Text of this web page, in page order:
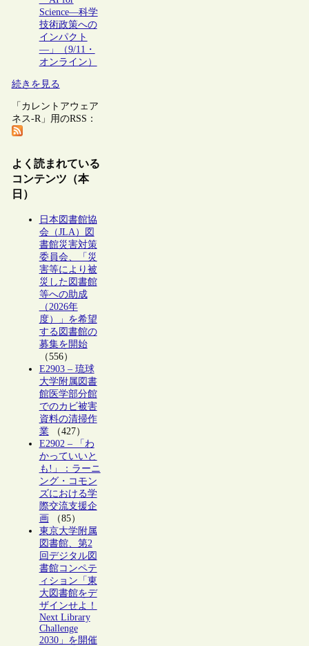
Science―科学
技術政策への
インパクト
―」（9/11・
オンライン）
続きを見る
「カレントアウェア
ネス-R」用のRSS：
よく読まれている
コンテンツ（本
日）
日本図書館協
会（JLA）図
書館災害対策
委員会、「災
害等により被
災した図書館
等への助成
（2026年
度）」を希望
する図書館の
募集を開始
（556）
E2903 – 琉球
大学附属図書
館医学部分館
でのカビ被害
資料の清掃作
業（427）
E2902 – 「わ
かっていいと
も!」：ラーニ
ング・コモン
ズにおける学
際交流支援企
画（85）
東京大学附属
図書館、第2
回デジタル図
書館コンペテ
ィション「東
大図書館をデ
ザインせよ！
Next Library
Challenge
2030」を開催